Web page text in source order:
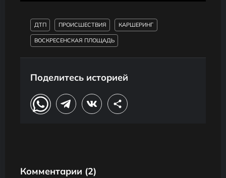
ДТП ПРОИСШЕСТВИЯ КАРШЕРИНГ
ВОСКРЕСЕНСКАЯ ПЛОЩАДЬ
Поделитесь историей
Комментарии (2)